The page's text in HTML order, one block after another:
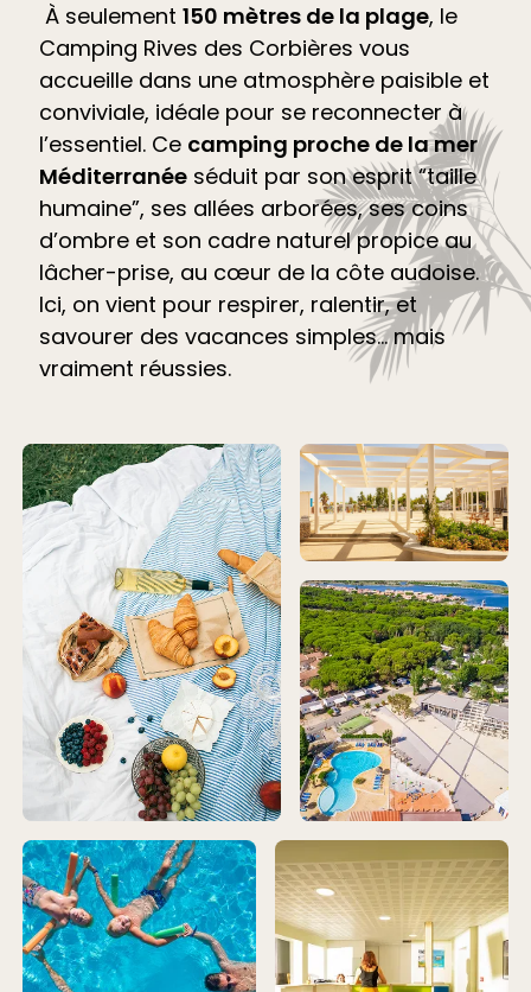
À seulement150 mètres de la plage, le
Camping Rives des Corbières vous
accueille dans une atmosphère paisible et
conviviale, idéale pour se reconnecter à
l’essentiel. Ce camping proche de la mer
Méditerranée séduit par son esprit “taille
humaine”, ses allées arborées, ses coins
d’ombre et son cadre naturel propice au
lâcher-prise, au cœur de la côte audoise.
Ici, on vient pour respirer, ralentir, et
savourer des vacances simples… mais
vraiment réussies.